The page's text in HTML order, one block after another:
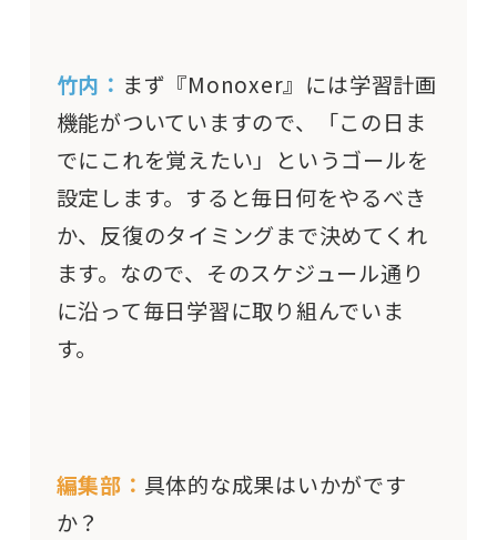
竹内： まず『Monoxer』には学習計画
機能がついていますので、「この日ま
でにこれを覚えたい」というゴールを
設定します。すると毎日何をやるべき
か、反復のタイミングまで決めてくれ
ます。なので、そのスケジュール通り
に沿って毎日学習に取り組んでいま
す。
編集部： 具体的な成果はいかがです
か？